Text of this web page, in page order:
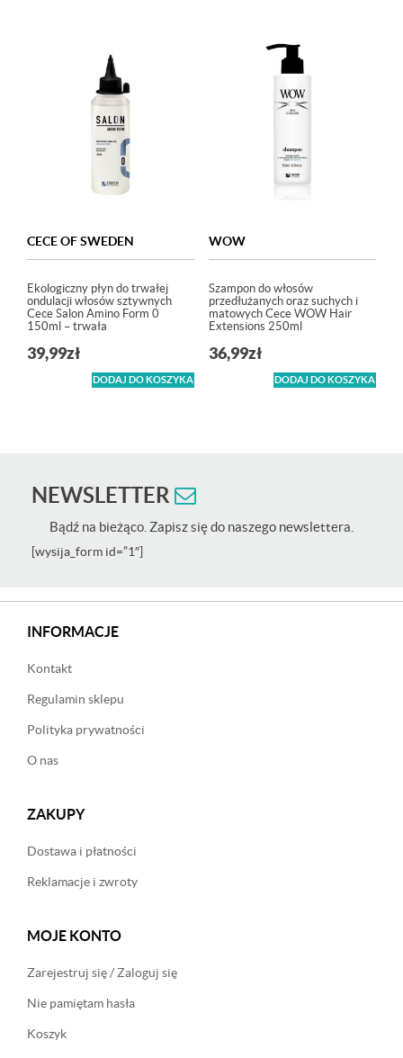
CECE OF SWEDEN
Ekologiczny płyn do trwałej
ondulacji włosów sztywnych
Cece Salon Amino Form 0
150ml – trwała
39,99zł
DODAJ DO KOSZYKA
WOW
Szampon do włosów
przedłużanych oraz suchych i
matowych Cece WOW Hair
Extensions 250ml
36,99zł
DODAJ DO KOSZYKA
NEWSLETTER
Bądź na bieżąco. Zapisz się do naszego newslettera.
[wysija_form id=”1″]
INFORMACJE
Kontakt
Regulamin sklepu
Polityka prywatności
O nas
ZAKUPY
Dostawa i płatności
Reklamacje i zwroty
MOJE KONTO
Zarejestruj się / Zaloguj się
Nie pamiętam hasła
Koszyk